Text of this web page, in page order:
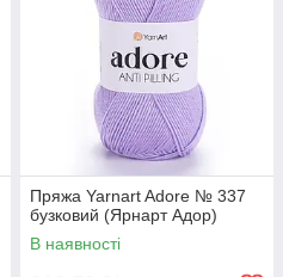
Пряжа Yarnart Adore № 337
бузковий (Ярнарт Адор)
В наявності